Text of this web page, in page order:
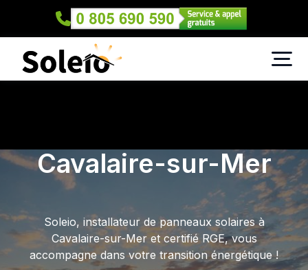
Cavalaire-sur-Mer
Soleio, installateur de panneaux solaires à
Cavalaire-sur-Mer et certifié RGE, vous
accompagne dans votre transition énergétique !